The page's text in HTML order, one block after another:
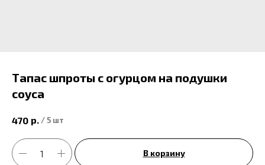
Тапас шпроты с огурцом на подушки
соуса
470 р. /5 шт
В корзину